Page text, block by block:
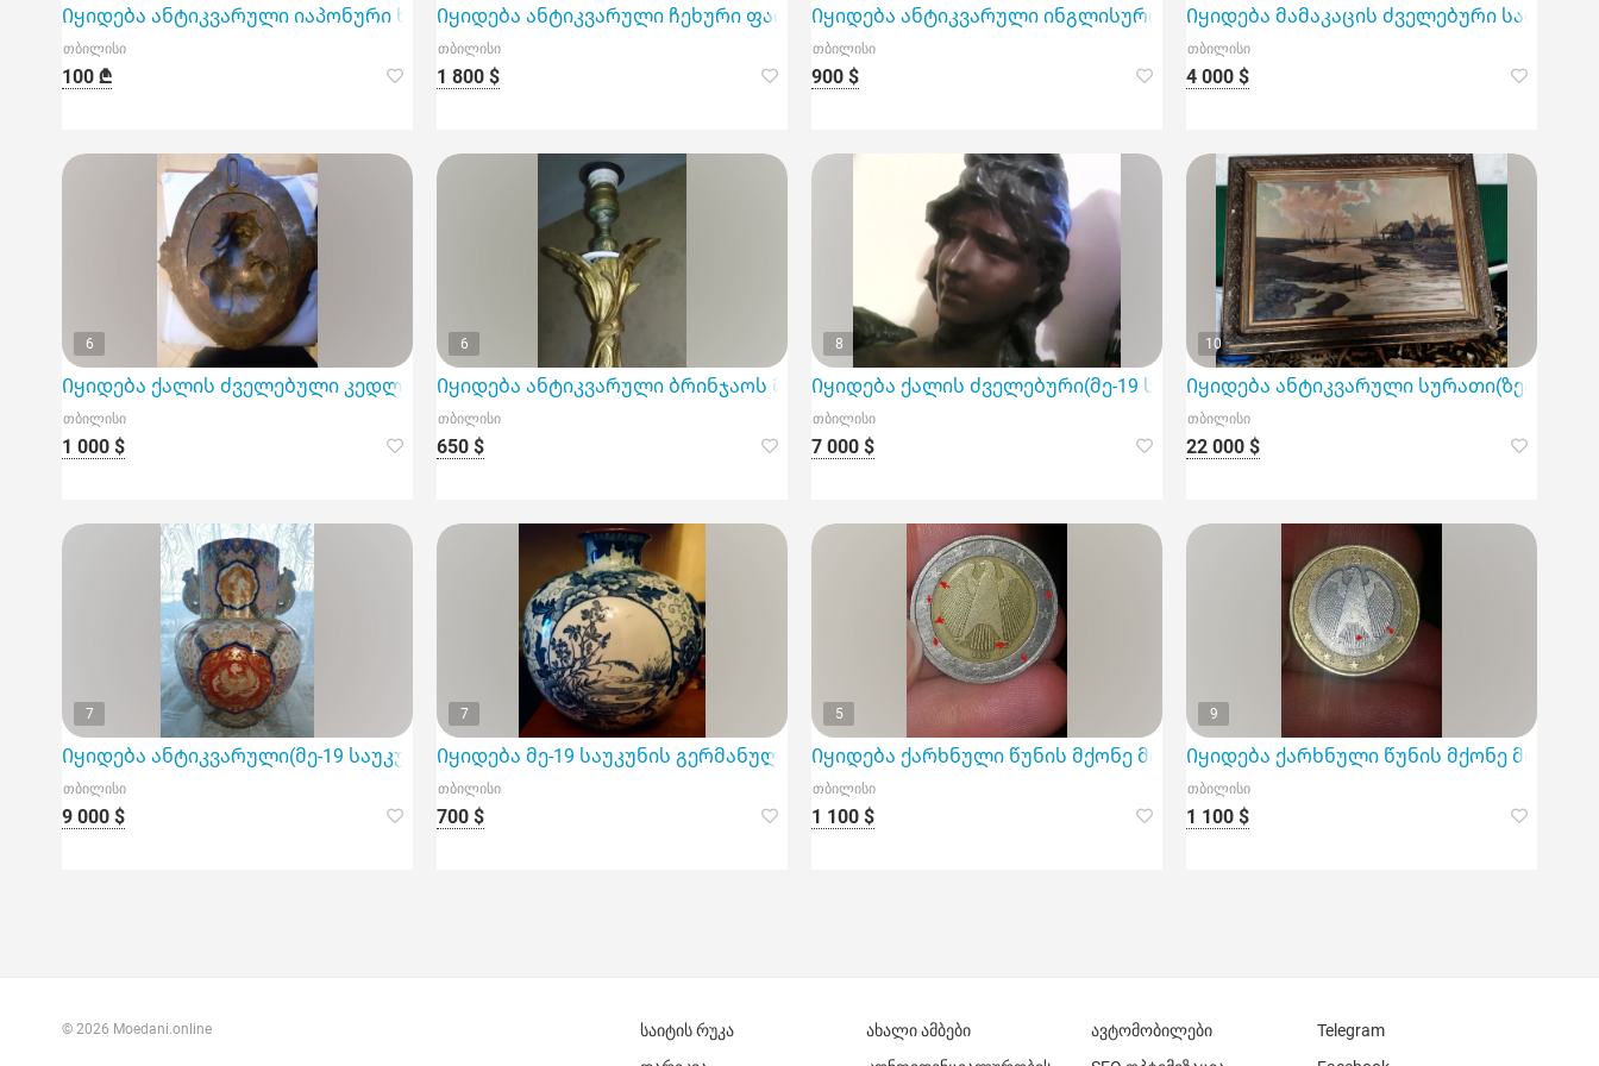
Იყიდება ანტიკვარული იაპონური ხელით მოხატული დეკორატიული თეფშები Dragon china და Oriental dragon
თბილისი
100 ₾
Იყიდება ანტიკვარული ჩეხური ფაიფურის სერვიზი TK Thun
თბილისი
1 800 $
Იყიდება ანტიკვარული ინგლისური ხელნაკეთი სერვიზი Johnson Bros-OLD Britain
თბილისი
900 $
Იყიდება მამაკაცის ძველებური
თბილისი
4 000 $
6
Იყიდება ქალის ძველებული კედლის სურათი-ბარელიეფი
თბილისი
1 000 $
6
Იყიდება ანტიკვარული ბრინჯაოს მაგიდის სანათი ორნამენტებით(მე-19 საუკუნის)
თბილისი
650 $
8
Იყიდება ქალის ძველებური(მე-19 საუკუნის) ბრინჯაოს ბიუსტი
თბილისი
7 000 $
10
Იყიდება ანტიკვარული სურათი(ზეთი
თბილისი
22 000 $
7
Იყიდება ანტიკვარული(მე-19 საუკუნის) იაპონური ფაიფურის ლარნაკი
თბილისი
9 000 $
7
Იყიდება მე-19 საუკუნის გერმანული Royal Bonn-Tokio Series ლარნაკი
თბილისი
700 $
5
Იყიდება ქარხნული წუნის მქონე მონეტა (mint error coin) -2ევრო
თბილისი
1 100 $
9
Იყიდება ქარხნული წუნის მქონე
თბილისი
1 100 $
© 2026 Moedani.online
საიტის რუკა
ახალი ამბები
ავტომობილები
Telegram